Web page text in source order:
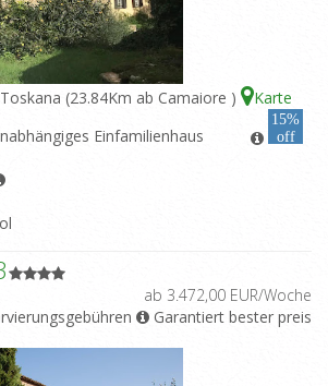
(23.84Km ab Camaiore )
Karte
15%
off
Einfamilienhaus
ab 3.472,00 EUR/Woche
Garantiert bester preis